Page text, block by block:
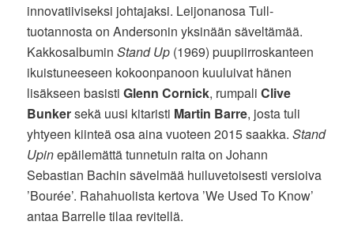
innovatiiviseksi johtajaksi. Leijonanosa Tull-
tuotannosta on Andersonin yksinään säveltämää.
KakkosalbuminStand Up (1969) puupiirroskanteen
ikuistuneeseen kokoonpanoon kuuluivat hänen
lisäkseen basistiGlenn Cornick, rumpaliClive
Bunkersekä uusi kitaristi Martin Barre, josta tuli
yhtyeen kiinteä osa aina vuoteen 2015 saakka.Stand
Upinepäilemättä tunnetuin raita on Johann
Sebastian Bachin sävelmää huiluvetoisesti versioiva
’Bourée’. Rahahuolista kertova ’We Used To Know’
antaa Barrelle tilaa revitellä.